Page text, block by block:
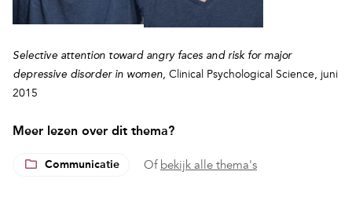
Selective attention toward angry faces and risk for major
depressive disorder in women, Clinical Psychological Science, juni
2015
Meer lezen over dit thema?
Communicatie Of bekijk alle thema's